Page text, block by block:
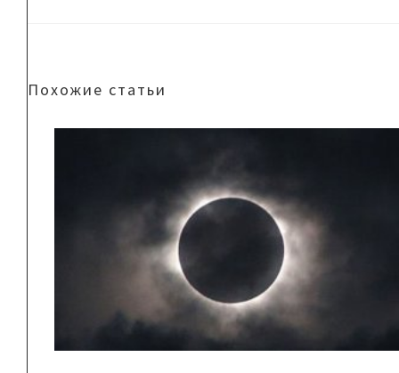
Похожие статьи